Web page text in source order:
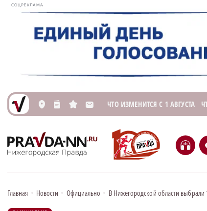
СОЦРЕКЛАМА
L n s M ЧТО ИЗМЕНИТСЯ С 1 АВГУСТА
H
Главная • Новости • Официально • В Нижегородской области